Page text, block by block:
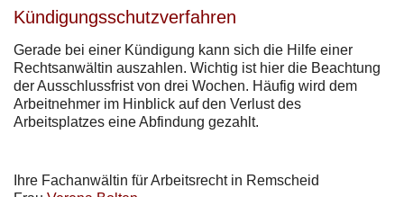
Kündigungsschutzverfahren
Gerade bei einer Kündigung kann sich die Hilfe einer
Rechtsanwältin auszahlen. Wichtig ist hier die Beachtung
der Ausschlussfrist von drei Wochen. Häufig wird dem
Arbeitnehmer im Hinblick auf den Verlust des
Arbeitsplatzes eine Abfindung gezahlt.
Ihre Fachanwältin für Arbeitsrecht in Remscheid